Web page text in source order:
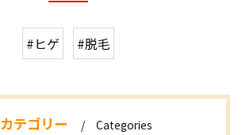
#ヒゲ #脱毛
カテゴリー Categories